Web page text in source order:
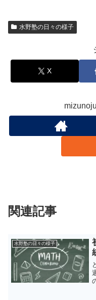
水野塾の日々の様子
X
関連記事
水野塾の日々の様子